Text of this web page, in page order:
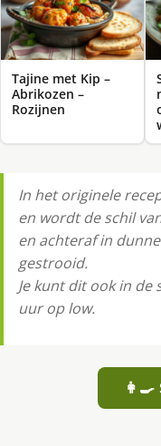
Tajine met Kip –
Abrikozen –
Rozijnen
In het originele
en wordt de schil
en achteraf in
gestrooid.
Je kunt dit ook in de
uur op low.